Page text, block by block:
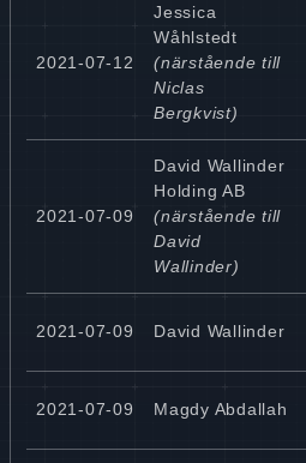
2021-07-12
Jessica
Wåhlstedt
(närstående till
Niclas
Bergkvist)
2021-07-09
David Wallinder
Holding AB
(närstående till
David
Wallinder)
2021-07-09 David Wallinder
2021-07-09 Magdy Abdallah